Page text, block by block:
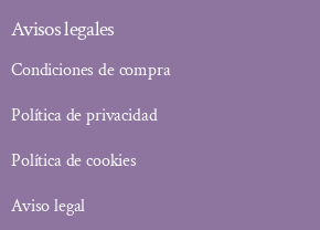
Avisos legales
Condiciones de compra
Política de privacidad
Política de cookies
Aviso legal